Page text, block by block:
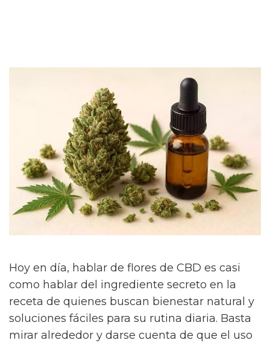
Hoy en día, hablar de flores de CBD es casi
como hablar del ingrediente secreto en la
receta de quienes buscan bienestar natural y
soluciones fáciles para su rutina diaria. Basta
mirar alrededor y darse cuenta de que el uso